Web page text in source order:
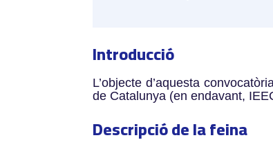
Introducció
L’objecte d’aquesta
de Catalunya (en endavant,
Descripció de la feina